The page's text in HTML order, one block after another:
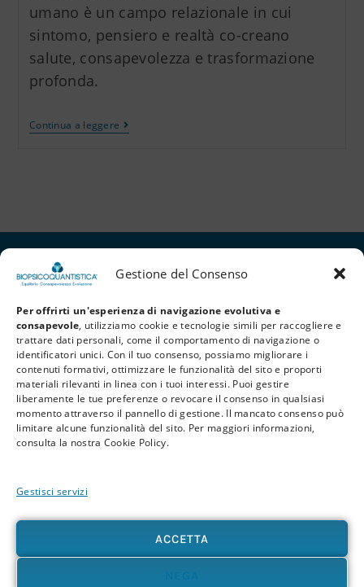
Gestione del Consenso
Per offrirti un'esperienza di navigazione evolutiva e
consapevole, utilizziamo cookie e tecnologie simili per raccogliere e
trattare dati personali, come il comportamento di navigazione o
identificatori unici. Con il tuo consenso, possiamo migliorare i
contenuti formativi, ottimizzare le funzionalità del sito e proporti
materiali rilevanti in linea con i tuoi interessi. Puoi gestire
liberamente le tue preferenze o revocare il consenso in qualsiasi
momento attraverso il pannello di gestione. Il mancato consenso può
limitare alcune funzionalità del sito. Per maggiori informazioni,
consulta la nostra Cookie Policy.
Gestisci servizi
ACCETTA
NEGA
umano è un campo relazionale in cui
sintomo, pensiero e realtà co-creano
salute, consapevolezza e trasformazione
profonda.
Continua a leggere
Privacy Policy Cookie Policy Termini e Condizioni
© 2026 BioPsicoQuantistica® – Tutti i diritti riservati. Powered byAthena
Company
divulgativi associati alla BioPsicoQuantistica®, non sostituiscono in alcun modo
consulenze, diagnosi o trattamenti medici e psicologici. In presenza di patologie o disturbi
di qualunque natura – fisica, psicologica o emotiva – si raccomanda sempre di rivolgersi al
proprio medico o a un professionista sanitario qualificato. L’utente è pienamente